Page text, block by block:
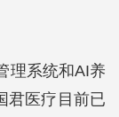
理系统和AI养
君医疗目前已